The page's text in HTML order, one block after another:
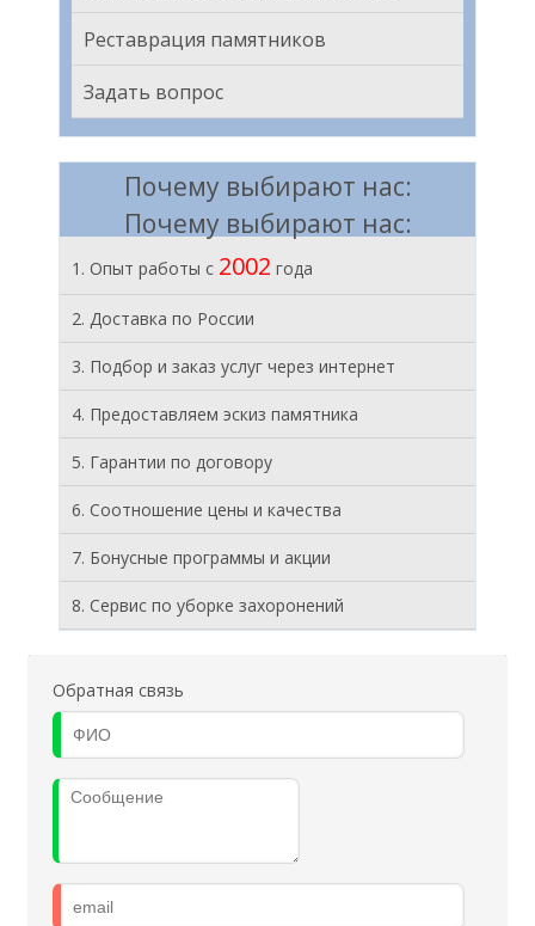
Реставрация памятников
Задать вопрос
Почему выбирают нас:
Почему выбирают нас:
1. Опыт работы с 2002 года
2. Доставка по России
3. Подбор и заказ услуг через интернет
4. Предоставляем эскиз памятника
5. Гарантии по договору
6. Соотношение цены и качества
7. Бонусные программы и акции
8. Cервис по уборке захоронений
Обратная связь